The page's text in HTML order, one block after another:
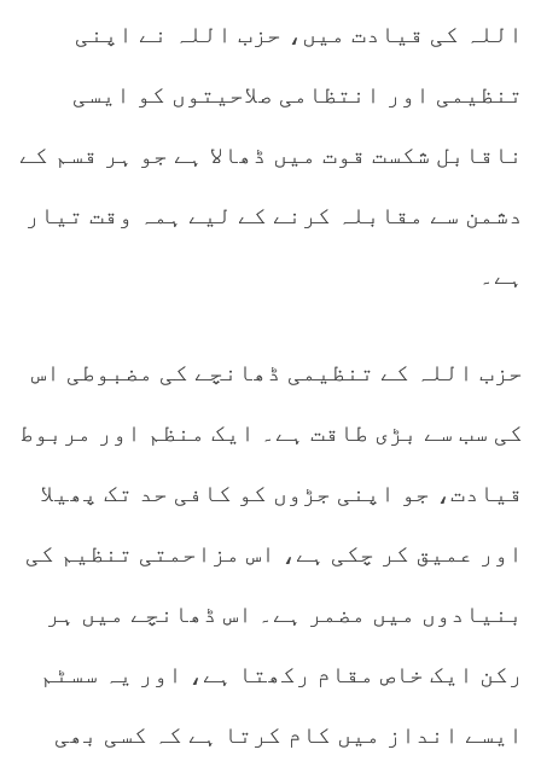
اللہ کی قیادت میں، حزب اللہ نے اپنی
تنظیمی اور انتظامی صلاحیتوں کو ایسی
ناقابل شکست قوت میں ڈھالا ہے جو ہر قسم کے
دشمن سے مقابلہ کرنے کے لیے ہمہ وقت تیار
ہے۔
حزب اللہ کے تنظیمی ڈھانچے کی مضبوطی اس
کی سب سے بڑی طاقت ہے۔ ایک منظم اور مربوط
قیادت، جو اپنی جڑوں کو کافی حد تک پھیلا
اور عمیق کر چکی ہے، اس مزاحمتی تنظیم کی
بنیادوں میں مضمر ہے۔ اس ڈھانچے میں ہر
رکن ایک خاص مقام رکھتا ہے، اور یہ سسٹم
ایسے انداز میں کام کرتا ہے کہ کسی بھی